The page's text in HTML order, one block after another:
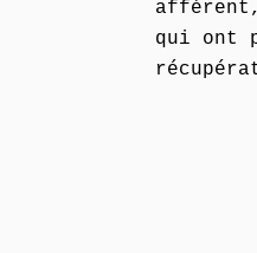
afférent,
qui ont